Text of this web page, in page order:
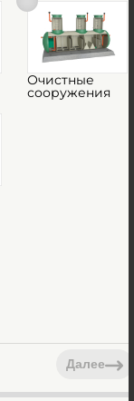
Очистные
сооружения
Далее